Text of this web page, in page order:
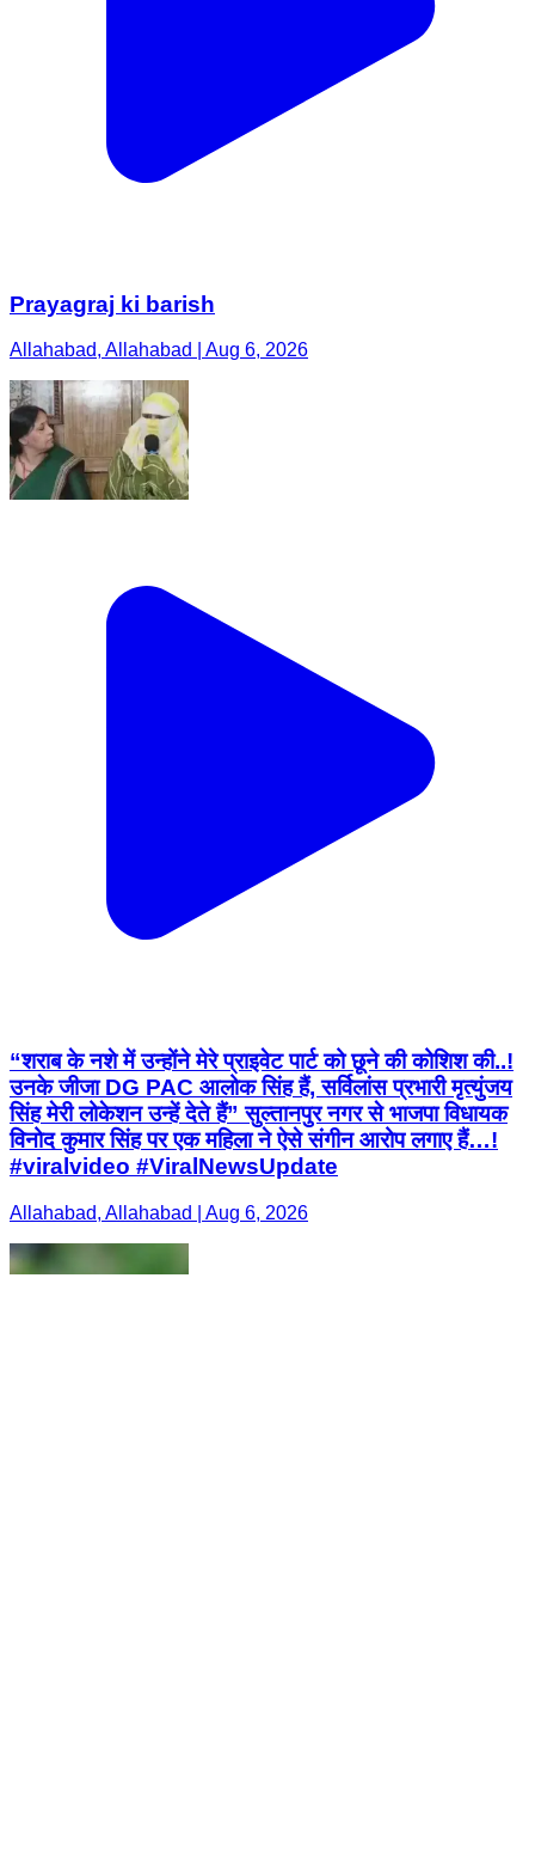
Prayagraj ki barish
Allahabad, Allahabad | Aug 6, 2026
“शराब के नशे में उन्होंने मेरे प्राइवेट पार्ट को छूने की कोशिश की..!
उनके जीजा DG PAC आलोक सिंह हैं, सर्विलांस प्रभारी मृत्युंजय
सिंह मेरी लोकेशन उन्हें देते हैं” सुल्तानपुर नगर से भाजपा विधायक
विनोद कुमार सिंह पर एक महिला ने ऐसे संगीन आरोप लगाए हैं…!
#viralvideo #ViralNewsUpdate
Allahabad, Allahabad | Aug 6, 2026